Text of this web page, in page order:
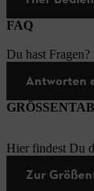
FAQ
Du hast
Antworten
Hier findest Du
Zur